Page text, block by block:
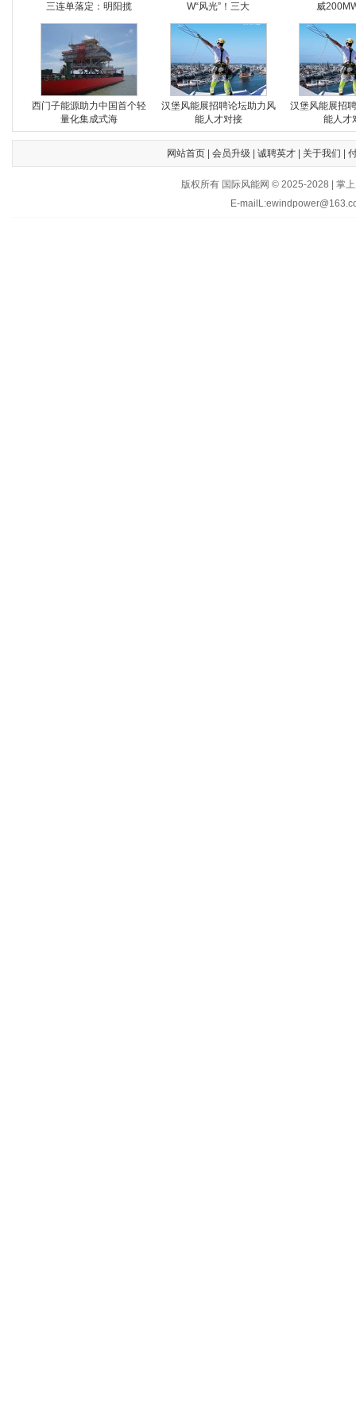
三连单落定：明阳揽
W“风光”！三大
威
西门子能源助力中国首个轻
量化集成式海
汉堡风能展招聘论坛助力风
能人才对接
汉堡风能展招
能人才
网站首页| 会员升级 诚聘英才| 关于我们
版权所有 国际风能网 © 2025-2028 | 掌
E-